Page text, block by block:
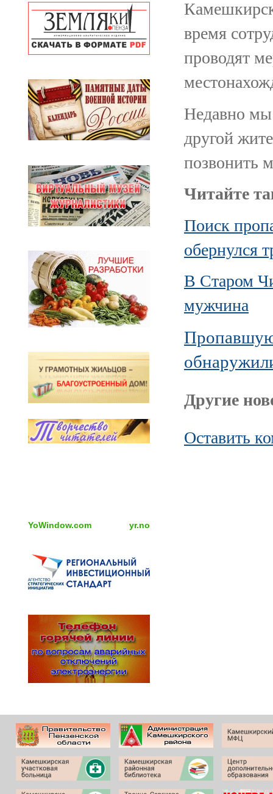
YoWindow.com yr.no
время
проводят
Недавно мы
другой
позвонить
Читайте
Поиск
обернулся
В Старом
мужчина
Другие
Оставить